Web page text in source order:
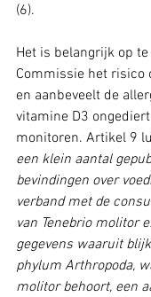
(6).
Het is belangrijk op
Commissie het risico
en aanbeveelt de
vitamine D3
monitoren. Artikel 9
een klein aantal
bevindingen over
verband met de
van Tenebrio molitor
gegevens waaruit
phylum Arthropoda,
molitor behoort, een